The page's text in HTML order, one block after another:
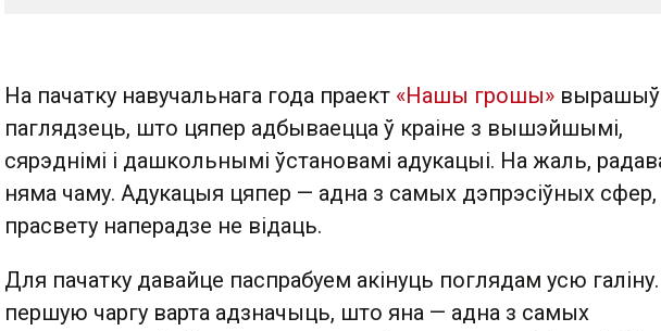
На пачатку навучальнага года праект «Нашы грошы» вырашыў
паглядзець, што цяпер адбываецца ў краіне з вышэйшымі,
сярэднімі і дашкольнымі ўстановамі адукацыі. На жаль,
няма чаму. Адукацыя цяпер — адна з самых дэпрэсіўных сфер,
прасвету наперадзе не відаць.
Для пачатку давайце паспрабуем акінуць поглядам усю
першую чаргу варта адзначыць, што яна — адна з самых